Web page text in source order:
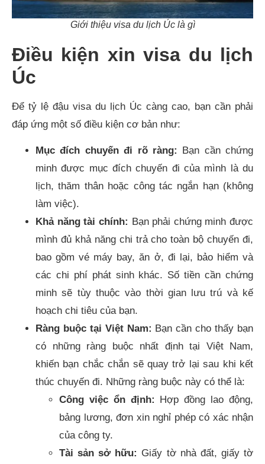
Giới thiệu visa du lịch Úc là gì
Điều kiện xin visa du lịch
Úc
Để tỷ lệ đậu visa du lịch Úc càng cao, bạn cần phải
đáp ứng một số điều kiện cơ bản như:
Mục đích chuyến đi rõ ràng: Bạn cần chứng
minh được mục đích chuyến đi của mình là du
lịch, thăm thân hoặc công tác ngắn hạn (không
làm việc).
Khả năng tài chính: Bạn phải chứng minh được
mình đủ khả năng chi trả cho toàn bộ chuyến đi,
bao gồm vé máy bay, ăn ở, đi lại, bảo hiểm và
các chi phí phát sinh khác. Số tiền cần chứng
minh sẽ tùy thuộc vào thời gian lưu trú và kế
hoạch chi tiêu của bạn.
Ràng buộc tại Việt Nam: Bạn cần cho thấy bạn
có những ràng buộc nhất định tại Việt Nam,
khiến bạn chắc chắn sẽ quay trở lại sau khi kết
thúc chuyến đi. Những ràng buộc này có thể là:
Công việc ổn định: Hợp đồng lao động,
bảng lương, đơn xin nghỉ phép có xác nhận
của công ty.
Tài sản sở hữu: Giấy tờ nhà đất, giấy tờ